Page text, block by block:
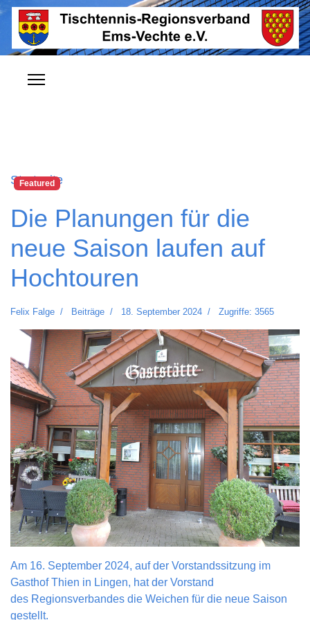
Startseite
Featured
Die Planungen für die
neue Saison laufen auf
Hochtouren
Felix Falge Beiträge 18. September 2024 Zugriffe: 3565
Am 16. September 2024, auf der Vorstandssitzung im
Gasthof Thien in Lingen, hat der Vorstand
des Regionsverbandes die Weichen für die neue Saison
gestellt.